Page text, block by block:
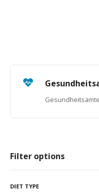
Filter options
DIET TYPE